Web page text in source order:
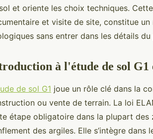
et oriente les choix techniques.
et visite de site, constitue
sans entrer dans les détails
à l'étude de sol G1
de sol G1 joue un rôle clé dans la
ou vente de terrain. La loi
étape obligatoire dans la plupart des
des argiles. Elle s’intègre